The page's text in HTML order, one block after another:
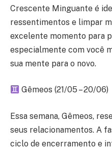
Crescente Minguante é
ressentimentos e limpar
excelente momento para
especialmente com você
sua mente para o novo.
Gêmeos (21/05 – 20/06)
Essa semana, Gêmeos,
seus relacionamentos. A
ciclo de encerramento e